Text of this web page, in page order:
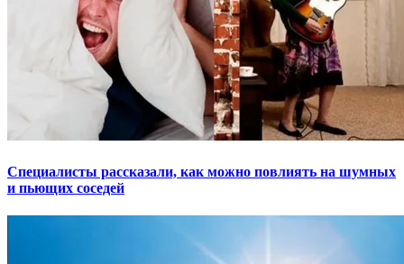
Специалисты рассказали, как можно повлиять на шумных
и пьющих соседей